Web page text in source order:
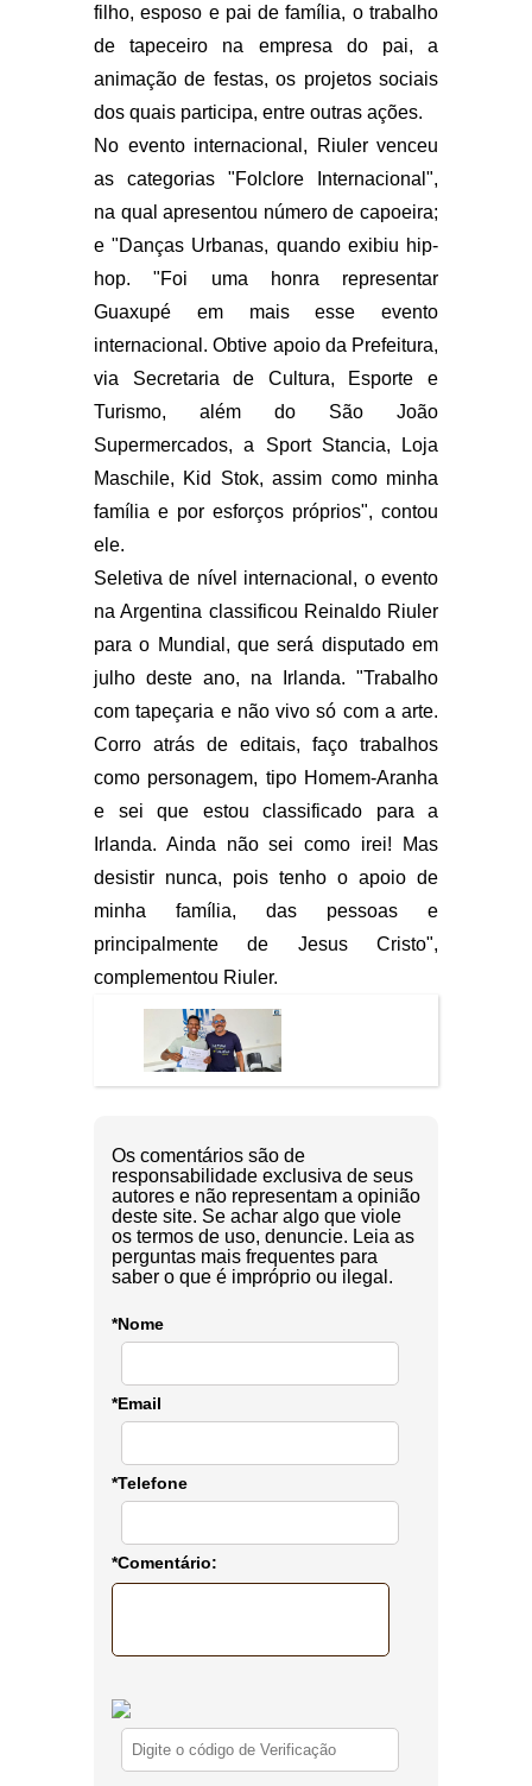
filho, esposo e pai de família, o trabalho
de tapeceiro na empresa do pai, a
animação de festas, os projetos sociais
dos quais participa, entre outras ações.
No evento internacional, Riuler venceu
as categorias "Folclore Internacional",
na qual apresentou número de capoeira;
e "Danças Urbanas, quando exibiu hip-
hop. "Foi uma honra representar
Guaxupé em mais esse evento
internacional. Obtive apoio da Prefeitura,
via Secretaria de Cultura, Esporte e
Turismo, além do São João
Supermercados, a Sport Stancia, Loja
Maschile, Kid Stok, assim como minha
família e por esforços próprios", contou
ele.
Seletiva de nível internacional, o evento
na Argentina classificou Reinaldo Riuler
para o Mundial, que será disputado em
julho deste ano, na Irlanda. "Trabalho
com tapeçaria e não vivo só com a arte.
Corro atrás de editais, faço trabalhos
como personagem, tipo Homem-Aranha
e sei que estou classificado para a
Irlanda. Ainda não sei como irei! Mas
desistir nunca, pois tenho o apoio de
minha família, das pessoas e
principalmente de Jesus Cristo",
complementou Riuler.
Os comentários são de
responsabilidade exclusiva de seus
autores e não representam a opinião
deste site. Se achar algo que viole
os termos de uso, denuncie. Leia as
perguntas mais frequentes para
saber o que é impróprio ou ilegal.
*Nome
*Email
*Telefone
*Comentário: